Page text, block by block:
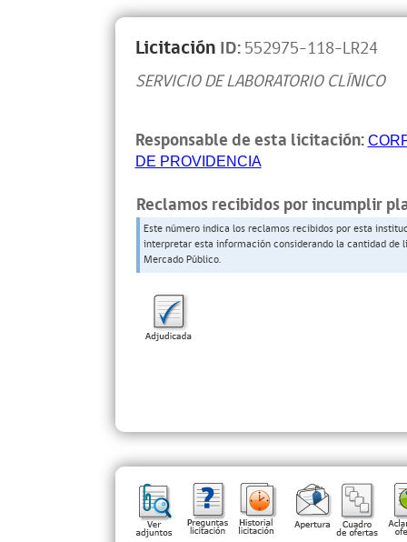
Licitación ID:552975-118-LR24
SERVICIO DE LABORATORIO CLÍNICO
Responsable de esta licitación:
DE PROVIDENCIA
Reclamos recibidos por incumplir
Este número indica los reclamos recibidos por esta
interpretar esta información considerando la cantidad
Mercado Público.